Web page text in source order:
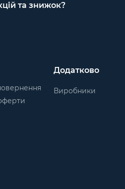
та знижок?
Додатково
Виробники